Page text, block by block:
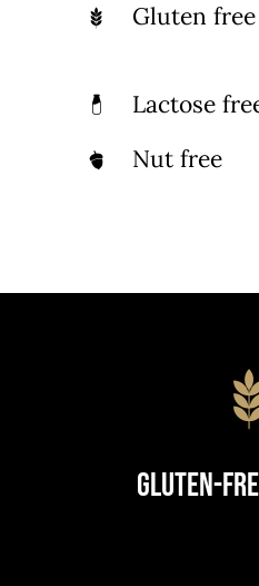
Gluten free
Lactose
Nut free
Gluten-